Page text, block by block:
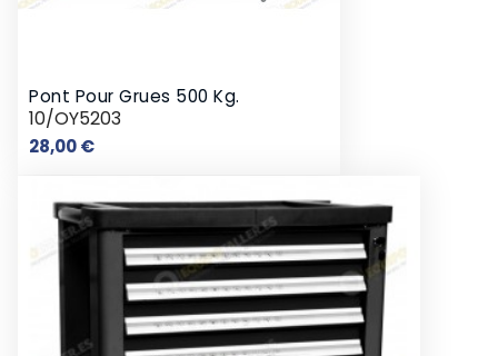
Pont Pour Grues 500 Kg.
10/OY5203
28,00 €Prix